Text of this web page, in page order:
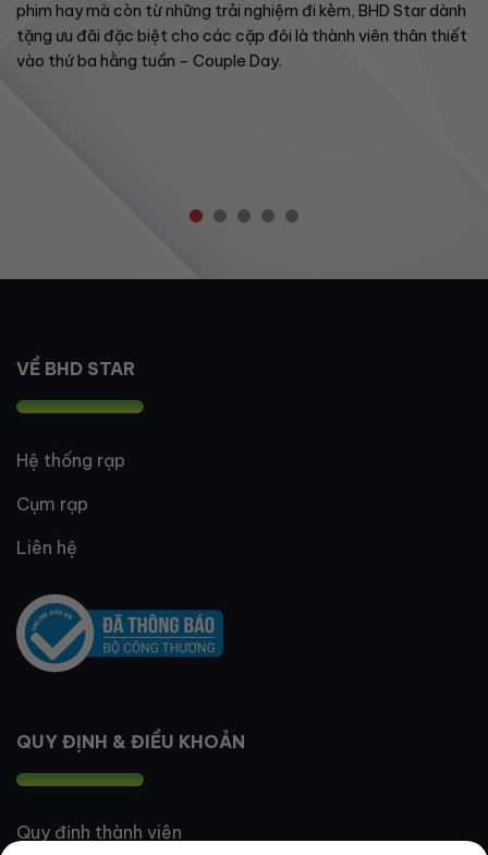
phim hay mà còn từ những trải nghiệm đi kèm, BHD Star dành
tặng ưu đãi đặc biệt cho các cặp đôi là thành viên thân thiết
vào thứ ba hằng tuần – Couple Day.
VỀ BHD STAR
Hệ thống rạp
Cụm rạp
Liên hệ
QUY ĐỊNH & ĐIỀU KHOẢN
Quy định thành viên